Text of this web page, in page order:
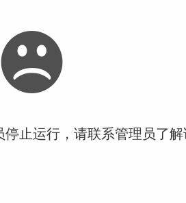
止运行，请联系管理员了